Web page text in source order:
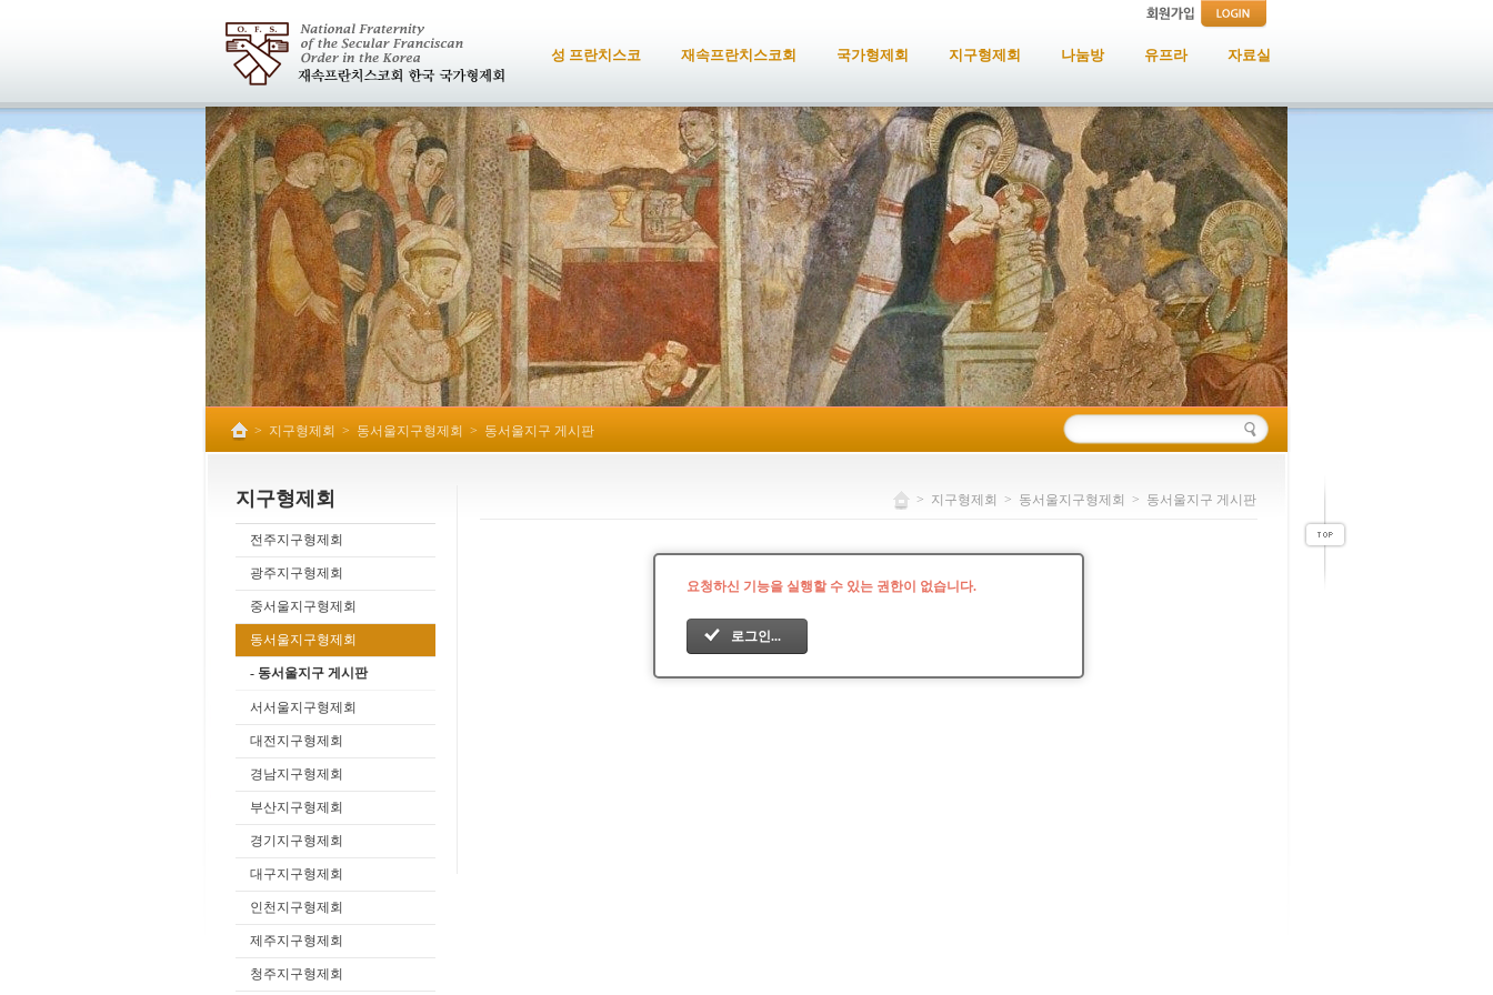
성 프란치스코 재속프란치스코회 국가형제회 지구형제회 나눔방 유프라 자료실
> 지구형제회 > 동서울지구형제회 > 동서울지구 게시판
> 지구형제회 > 동서울지구형제회 > 동서울지구 게시판
요청하신 기능을 실행할 수 있는 권한이 없습니다.
로그인...
지구형제회
전주지구형제회
광주지구형제회
중서울지구형제회
동서울지구형제회
- 동서울지구 게시판
서서울지구형제회
대전지구형제회
경남지구형제회
부산지구형제회
경기지구형제회
대구지구형제회
인천지구형제회
제주지구형제회
청주지구형제회